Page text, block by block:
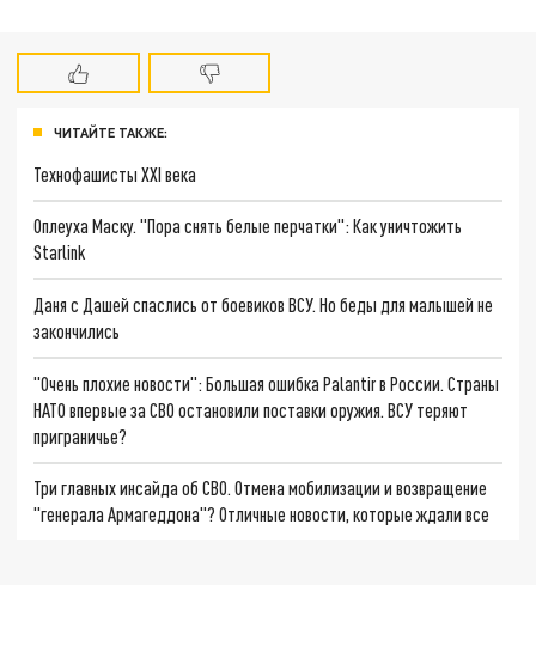
ЧИТАЙТЕ ТАКЖЕ:
Технофашисты XXI века
Оплеуха Маску. "Пора снять белые перчатки": Как уничтожить
Starlink
Даня с Дашей спаслись от боевиков ВСУ. Но беды для малышей не
закончились
"Очень плохие новости": Большая ошибка Palantir в России. Страны
НАТО впервые за СВО остановили поставки оружия. ВСУ теряют
приграничье?
Три главных инсайда об СВО. Отмена мобилизации и возвращение
"генерала Армагеддона"? Отличные новости, которые ждали все